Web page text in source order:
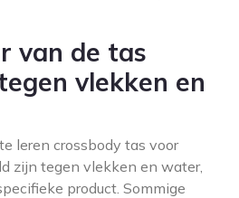
van de tas
vlekken en
leren crossbody tas voor
zijn tegen vlekken en water,
product. Sommige